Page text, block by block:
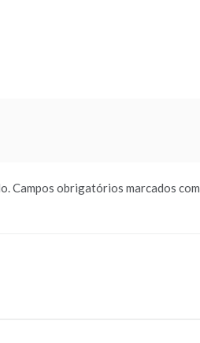
Campos obrigatórios marcados com